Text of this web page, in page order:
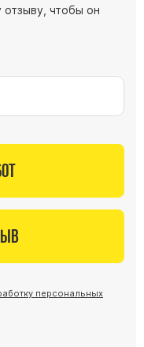
чтобы он
персональных